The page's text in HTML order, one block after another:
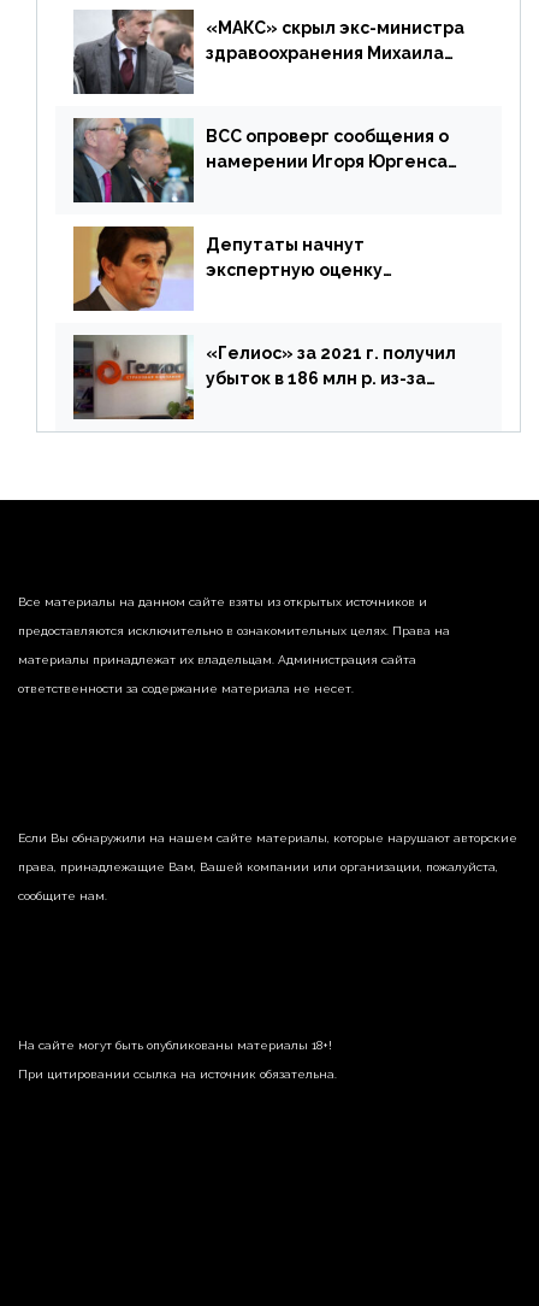
«МАКС» скрыл экс-министра
здравоохранения Михаила
ВСС опроверг сообщения о
намерении Игоря Юргенса
Депутаты начнут
экспертную оценку
«Гелиос» за 2021 г. получил
убыток в 186 млн р. из-за
реализации недвижимости
Все материалы на данном сайте взяты из открытых источников и
предоставляются исключительно в ознакомительных целях. Права на
материалы принадлежат их владельцам. Администрация сайта
ответственности за содержание материала не несет.
Если Вы обнаружили на нашем сайте материалы, которые нарушают авторские
права, принадлежащие Вам, Вашей компании или организации, пожалуйста,
сообщите нам.
На сайте могут быть опубликованы материалы 18+!
При цитировании ссылка на источник обязательна.